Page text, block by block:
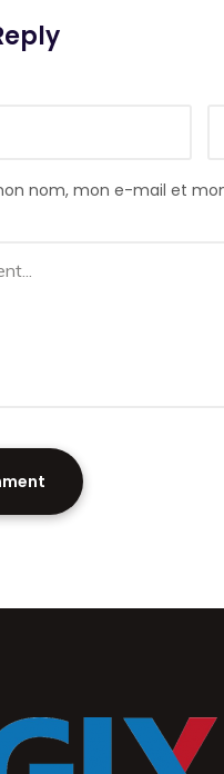
nom, mon e-mail et